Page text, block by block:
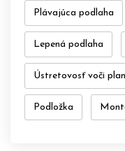
Plávajúca podlaha
Lepená podlaha
Ústretovosť voči
Podložka